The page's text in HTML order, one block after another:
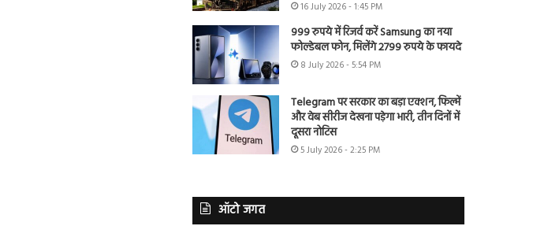
16 July 2026 - 1:45 PM
999 रुपये में रिजर्व करें Samsung का नया
फोल्डेबल फोन, मिलेंगे 2799 रुपये के फायदे
8 July 2026 - 5:54 PM
Telegram पर सरकार का बड़ा एक्शन, फिल्में
और वेब सीरीज देखना पड़ेगा भारी, तीन दिनों में
दूसरा नोटिस
5 July 2026 - 2:25 PM
ऑटो जगत